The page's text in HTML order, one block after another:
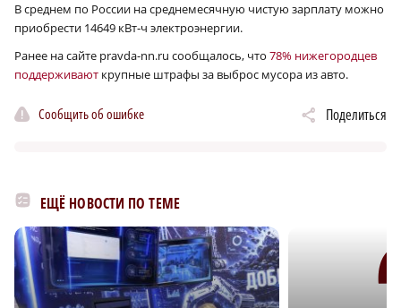
В среднем по России на среднемесячную чистую зарплату можно
приобрести 14649 кВт‑ч электроэнергии.
Ранее на сайте pravda-nn.ru сообщалось, что 78% нижегородцев
поддерживают крупные штрафы за выброс мусора из авто.
Сообщить об ошибке Поделиться
ЕЩЁ НОВОСТИ ПО ТЕМЕ